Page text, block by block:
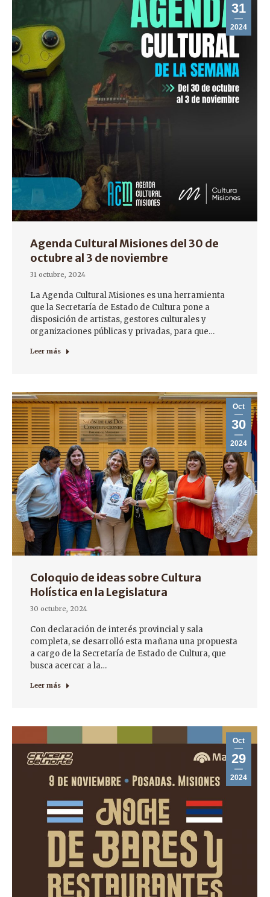
31
2024
Agenda Cultural Misiones del 30 de
octubre al 3 de noviembre
31 octubre, 2024
La Agenda Cultural Misiones es una herramienta
que la Secretaría de Estado de Cultura pone a
disposición de artistas, gestores culturales y
organizaciones públicas y privadas, para que…
Leer más
Oct
30
2024
Coloquio de ideas sobre Cultura
Holística en la Legislatura
30 octubre, 2024
Con declaración de interés provincial y sala
completa, se desarrolló esta mañana una propuesta
a cargo de la Secretaría de Estado de Cultura, que
busca acercar a la…
Leer más
Oct
29
2024